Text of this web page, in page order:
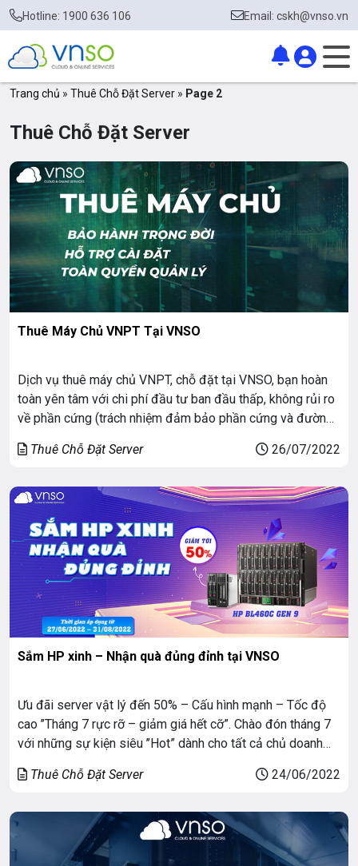
Hotline: 1900 636 106 Email: cskh@vnso.vn
Trang chủ » Thuê Chỗ Đặt Server » Page 2
Thuê Chỗ Đặt Server
Thuê Máy Chủ VNPT Tại VNSO
Dịch vụ thuê máy chủ VNPT, chỗ đặt tại VNSO, bạn hoàn
toàn yên tâm với chi phí đầu tư ban đầu thấp, không rủi ro
về phần cứng (trách nhiệm đảm bảo phần cứng và đường
theo hình thức này, bạn […]
Thuê Chỗ Đặt Server 26/07/2022
Sắm HP xinh – Nhận quà đủng đỉnh tại VNSO
Ưu đãi server vật lý đến 50% – Cấu hình mạnh – Tốc độ
cao ’’Tháng 7 rực rỡ – giảm giá hết cỡ”. Chào đón tháng 7
với những sự kiện siêu ’’Hot” dành cho tất cả chủ doanh
gửi đến khách […]
Thuê Chỗ Đặt Server 24/06/2022